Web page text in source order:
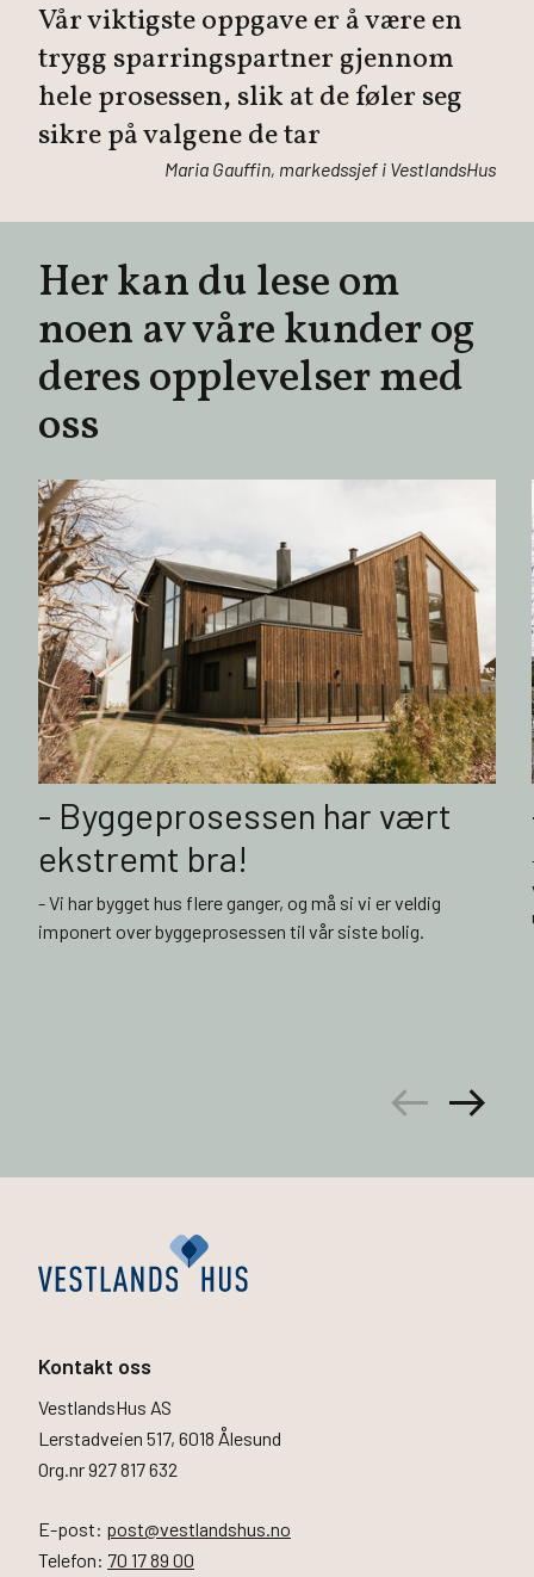
Vår viktigste oppgave er å være en
trygg sparringspartner gjennom
hele prosessen, slik at de føler seg
sikre på valgene de tar
Maria Gauffin, markedssjef i VestlandsHus
Her kan du lese om
noen av våre kunder og
deres opplevelser med
oss
- Byggeprosessen har vært
ekstremt bra!
- Vi har bygget hus flere ganger, og må si vi er veldig
imponert over byggeprosessen til vår siste bolig.
arrow_left_alt arrow_right_alt
Kontakt oss
VestlandsHus AS
Lerstadveien 517, 6018 Ålesund
Org.nr 927 817 632
E-post: post@vestlandshus.no
Telefon: 70 17 89 00